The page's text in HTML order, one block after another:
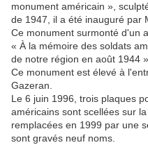
monument américain »,
de 1947, il a été inauguré par
Ce monument surmonté d'un
« À la mémoire des soldats
de notre région en août 1944 »
Ce monument est élevé à
Gazeran.
Le 6 juin 1996, trois plaques
américains sont scellées sur
remplacées en 1999 par une
sont gravés neuf noms.